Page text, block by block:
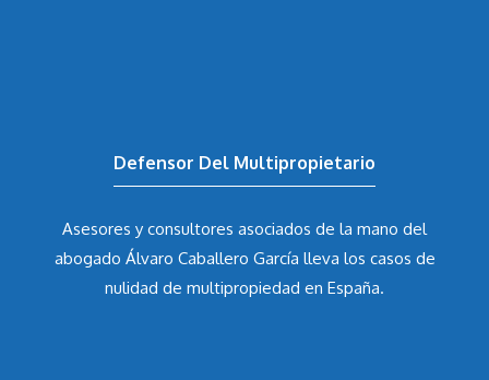
Defensor Del Multipropietario
Asesores y consultores asociados de la mano del
abogado Álvaro Caballero García lleva los casos de
nulidad de multipropiedad en España.